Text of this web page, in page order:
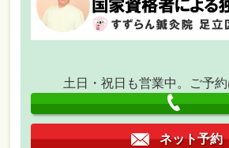
土日・祝日も営業中。ご予
ネット予約